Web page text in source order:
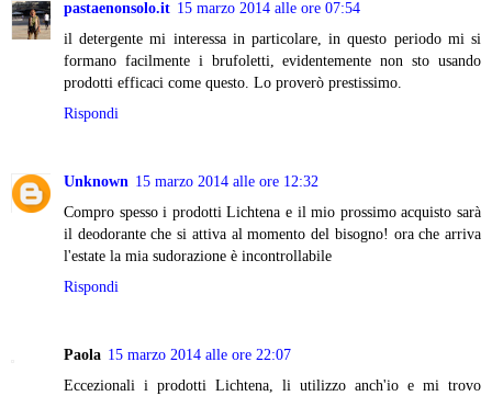
pastaenonsolo.it 15 marzo 2014 alle ore 07:54
il detergente mi interessa in particolare, in questo periodo mi si
formano facilmente i brufoletti, evidentemente non sto usando
prodotti efficaci come questo. Lo proverò prestissimo.
Rispondi
Unknown 15 marzo 2014 alle ore 12:32
Compro spesso i prodotti Lichtena e il mio prossimo acquisto sarà
il deodorante che si attiva al momento del bisogno! ora che arriva
l'estate la mia sudorazione è incontrollabile
Rispondi
Paola 15 marzo 2014 alle ore 22:07
Eccezionali i prodotti Lichtena, li utilizzo anch'io e mi trovo